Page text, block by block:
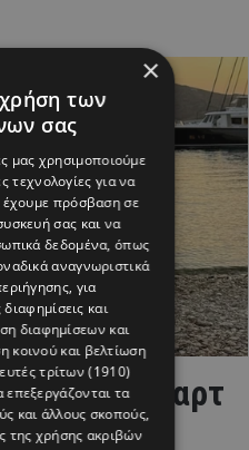
Οι «καρτ
και το
×
των
σας
μας χρησιμοποιούμε
τεχνολογίες για να
πρόσβαση σε
σας και να
δεδομένα, όπως
αναγνωριστικά
για
και
διαφημίσεων και
κοινού και βελτίωση
τρίτων (1910)
επεξεργάζονται τα
και άλλους σκοπούς,
της χρήσης ακριβών